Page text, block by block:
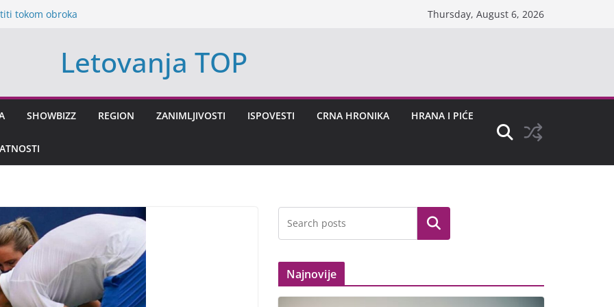
tokom obroka
mogao da
stiže za ova
Thursday, August 6, 2026
Letovanja TOP
SHOWBIZZ REGION ZANIMLJIVOSTI ISPOVESTI CRNA HRONIKA HRANA I PIĆE
Search
Najnovije